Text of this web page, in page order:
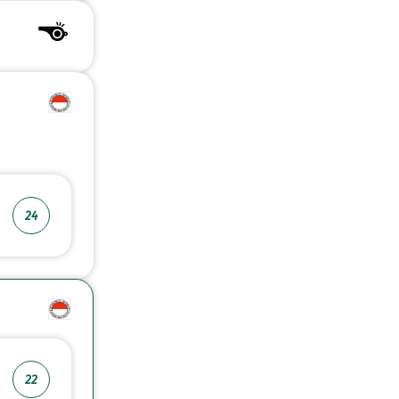
24
22